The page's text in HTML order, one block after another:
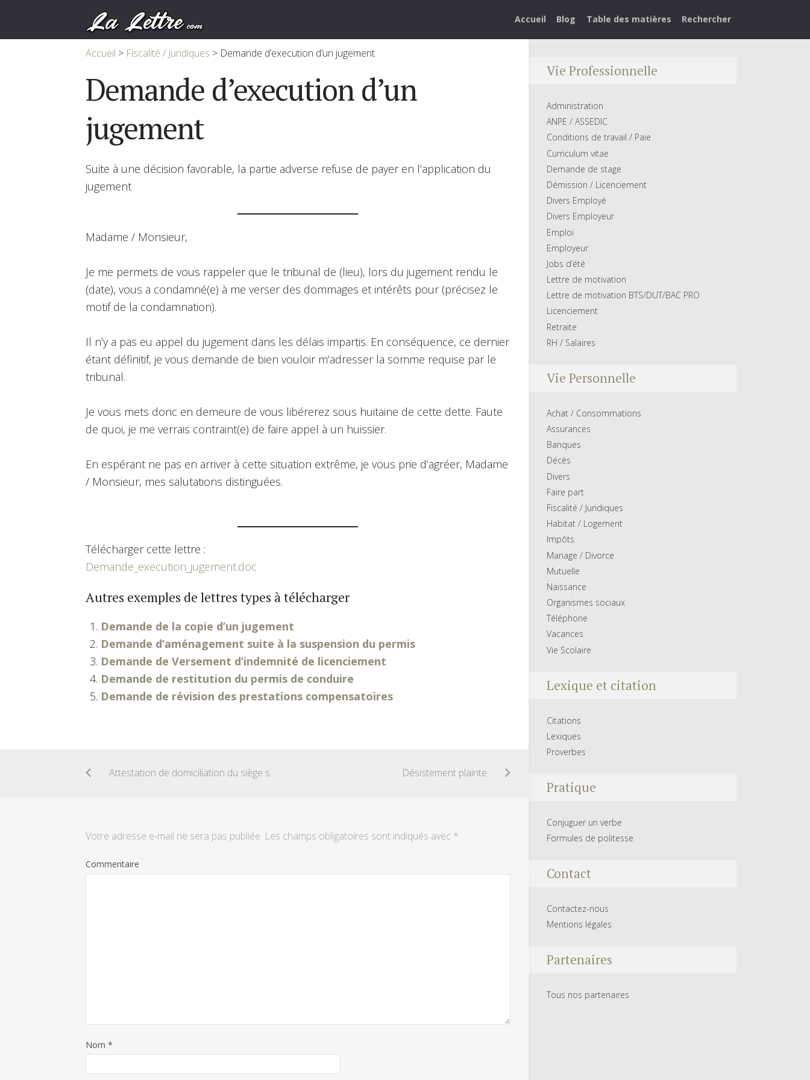
Accueil Blog Table des matières Rechercher
Accueil > Fiscalité / Juridiques > Demande d’execution d’un jugement
Demande d’execution d’un
jugement
Suite à une décision favorable, la partie adverse refuse de payer en l’application du
jugement
Madame / Monsieur,
Je me permets de vous rappeler que le tribunal de (lieu), lors du jugement rendu le
(date), vous a condamné(e) à me verser des dommages et intérêts pour (précisez le
motif de la condamnation).
Il n’y a pas eu appel du jugement dans les délais impartis. En conséquence, ce dernier
étant définitif, je vous demande de bien vouloir m’adresser la somme requise par le
tribunal.
Je vous mets donc en demeure de vous libérerez sous huitaine de cette dette. Faute
de quoi, je me verrais contraint(e) de faire appel à un huissier.
En espérant ne pas en arriver à cette situation extrême, je vous prie d’agréer, Madame
/ Monsieur, mes salutations distinguées.
Télécharger cette lettre :
Demande_execution_jugement.doc
Autres exemples de lettres types à télécharger
Demande de la copie d’un jugement
Demande d’aménagement suite à la suspension du permis
Demande de Versement d’indemnité de licenciement
Demande de restitution du permis de conduire
Demande de révision des prestations compensatoires
Attestation de domiciliation du siège social au domicile Désistement plainte
Votre adresse e-mail ne sera pas publiée. Les champs obligatoires sont indiqués avec *
Commentaire
Nom *
Vie Professionnelle
Administration
ANPE / ASSEDIC
Conditions de travail / Paie
Curriculum vitae
Demande de stage
Démission / Licenciement
Divers Employé
Divers Employeur
Emploi
Employeur
Jobs d’été
Lettre de motivation
Lettre de motivation BTS/DUT/BAC PRO
Licenciement
Retraite
RH / Salaires
Vie Personnelle
Achat / Consommations
Assurances
Banques
Décés
Divers
Faire part
Fiscalité / Juridiques
Habitat / Logement
Impôts
Mariage / Divorce
Mutuelle
Naissance
Organismes sociaux
Téléphone
Vacances
Vie Scolaire
Lexique et citation
Citations
Lexiques
Proverbes
Pratique
Conjuguer un verbe
Formules de politesse
Contact
Contactez-nous
Mentions légales
Partenaires
Tous nos partenaires